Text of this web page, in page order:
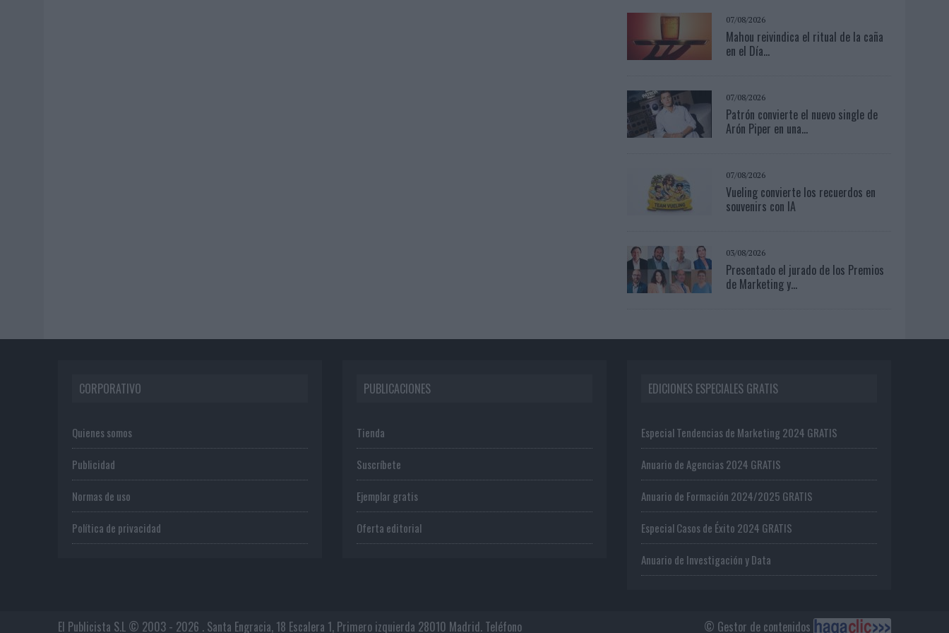
07/08/2026
Mahou reivindica el ritual de la caña
en el Día...
07/08/2026
Patrón convierte el nuevo single de
Arón Piper en una...
07/08/2026
Vueling convierte los recuerdos en
souvenirs con IA
03/08/2026
Presentado el jurado de los Premios
de Marketing y...
CORPORATIVO
Quienes somos
Publicidad
Normas de uso
Política de privacidad
PUBLICACIONES
Tienda
Suscríbete
Ejemplar gratis
Oferta editorial
EDICIONES ESPECIALES GRATIS
Especial Tendencias de Marketing 2024 GRATIS
Anuario de Agencias 2024 GRATIS
Anuario de Formación 2024/2025 GRATIS
Especial Casos de Éxito 2024 GRATIS
Anuario de Investigación y Data
© Gestor de contenidos
El Publicista S.L © 2003 - 2026 . Santa Engracia, 18 Escalera 1, Primero izquierda 28010 Madrid. Teléfono